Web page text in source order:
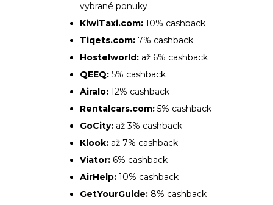
vybrané ponuky
KiwiTaxi.com: 10% cashback
Tiqets.com: 7% cashback
Hostelworld: až 6% cashback
QEEQ: 5% cashback
Airalo: 12% cashback
Rentalcars.com: 5% cashback
GoCity: až 3% cashback
Klook: až 7% cashback
Viator: 6% cashback
AirHelp: 10% cashback
GetYourGuide: 8% cashback